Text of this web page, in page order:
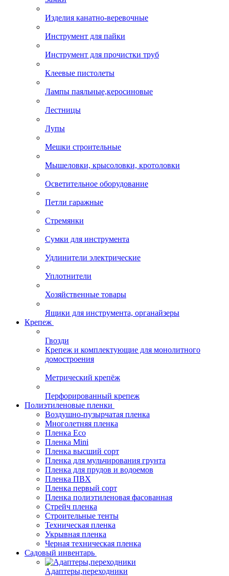
Изделия канатно-веревочные
Инструмент для пайки
Инструмент для прочистки труб
Клеевые пистолеты
Лампы паяльные,керосиновые
Лестницы
Лупы
Мешки строительные
Мышеловки, крысоловки, кротоловки
Осветительное оборудование
Петли гаражные
Стремянки
Сумки для инструмента
Удлинители электрические
Уплотнители
Хозяйственные товары
Ящики для инструмента, органайзеры
Крепеж
Гвозди
Крепеж и комплектующие для монолитного
домостроения
Метрический крепёж
Перфорированный крепеж
Полиэтиленовые пленки
Воздушно-пузырчатая пленка
Многолетняя пленка
Пленка Eco
Пленка Mini
Пленка высший сорт
Пленка для мульчирования грунта
Пленка для прудов и водоемов
Пленка ПВХ
Пленка первый сорт
Пленка полиэтиленовая фасованная
Стрейч пленка
Строительные тенты
Техническая пленка
Укрывная пленка
Черная техническая пленка
Садовый инвентарь
Адаптеры,переходники